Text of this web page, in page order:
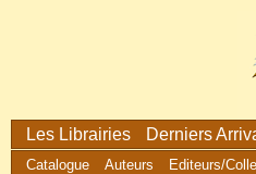
Les Librairies Derniers
Catalogue Auteurs Editeurs/